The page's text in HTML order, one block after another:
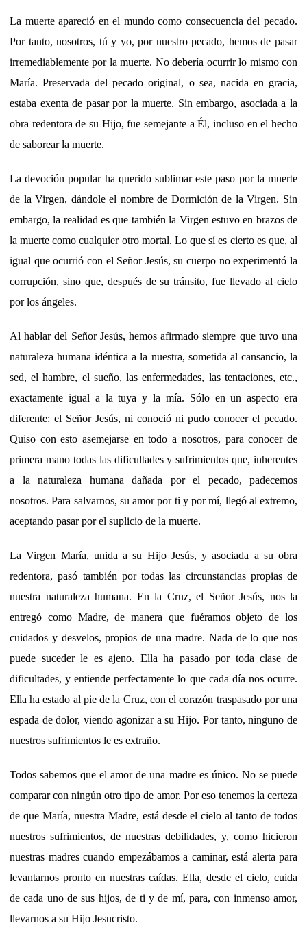
La muerte apareció en el mundo como consecuencia del pecado.
Por tanto, nosotros, tú y yo, por nuestro pecado, hemos de pasar
irremediablemente por la muerte. No debería ocurrir lo mismo con
María. Preservada del pecado original, o sea, nacida en gracia,
estaba exenta de pasar por la muerte. Sin embargo, asociada a la
obra redentora de su Hijo, fue semejante a Él, incluso en el hecho
de saborear la muerte.
La devoción popular ha querido sublimar este paso por la muerte
de la Virgen, dándole el nombre de Dormición de la Virgen. Sin
embargo, la realidad es que también la Virgen estuvo en brazos de
la muerte como cualquier otro mortal. Lo que sí es cierto es que, al
igual que ocurrió con el Señor Jesús, su cuerpo no experimentó la
corrupción, sino que, después de su tránsito, fue llevado al cielo
por los ángeles.
Al hablar del Señor Jesús, hemos afirmado siempre que tuvo una
naturaleza humana idéntica a la nuestra, sometida al cansancio, la
sed, el hambre, el sueño, las enfermedades, las tentaciones, etc.,
exactamente igual a la tuya y la mía. Sólo en un aspecto era
diferente: el Señor Jesús, ni conoció ni pudo conocer el pecado.
Quiso con esto asemejarse en todo a nosotros, para conocer de
primera mano todas las dificultades y sufrimientos que, inherentes
a la naturaleza humana dañada por el pecado, padecemos
nosotros. Para salvarnos, su amor por ti y por mí, llegó al extremo,
aceptando pasar por el suplicio de la muerte.
La Virgen María, unida a su Hijo Jesús, y asociada a su obra
redentora, pasó también por todas las circunstancias propias de
nuestra naturaleza humana. En la Cruz, el Señor Jesús, nos la
entregó como Madre, de manera que fuéramos objeto de los
cuidados y desvelos, propios de una madre. Nada de lo que nos
puede suceder le es ajeno. Ella ha pasado por toda clase de
dificultades, y entiende perfectamente lo que cada día nos ocurre.
Ella ha estado al pie de la Cruz, con el corazón traspasado por una
espada de dolor, viendo agonizar a su Hijo. Por tanto, ninguno de
nuestros sufrimientos le es extraño.
Todos sabemos que el amor de una madre es único. No se puede
comparar con ningún otro tipo de amor. Por eso tenemos la certeza
de que María, nuestra Madre, está desde el cielo al tanto de todos
nuestros sufrimientos, de nuestras debilidades, y, como hicieron
nuestras madres cuando empezábamos a caminar, está alerta para
levantarnos pronto en nuestras caídas. Ella, desde el cielo, cuida
de cada uno de sus hijos, de ti y de mí, para, con inmenso amor,
llevarnos a su Hijo Jesucristo.